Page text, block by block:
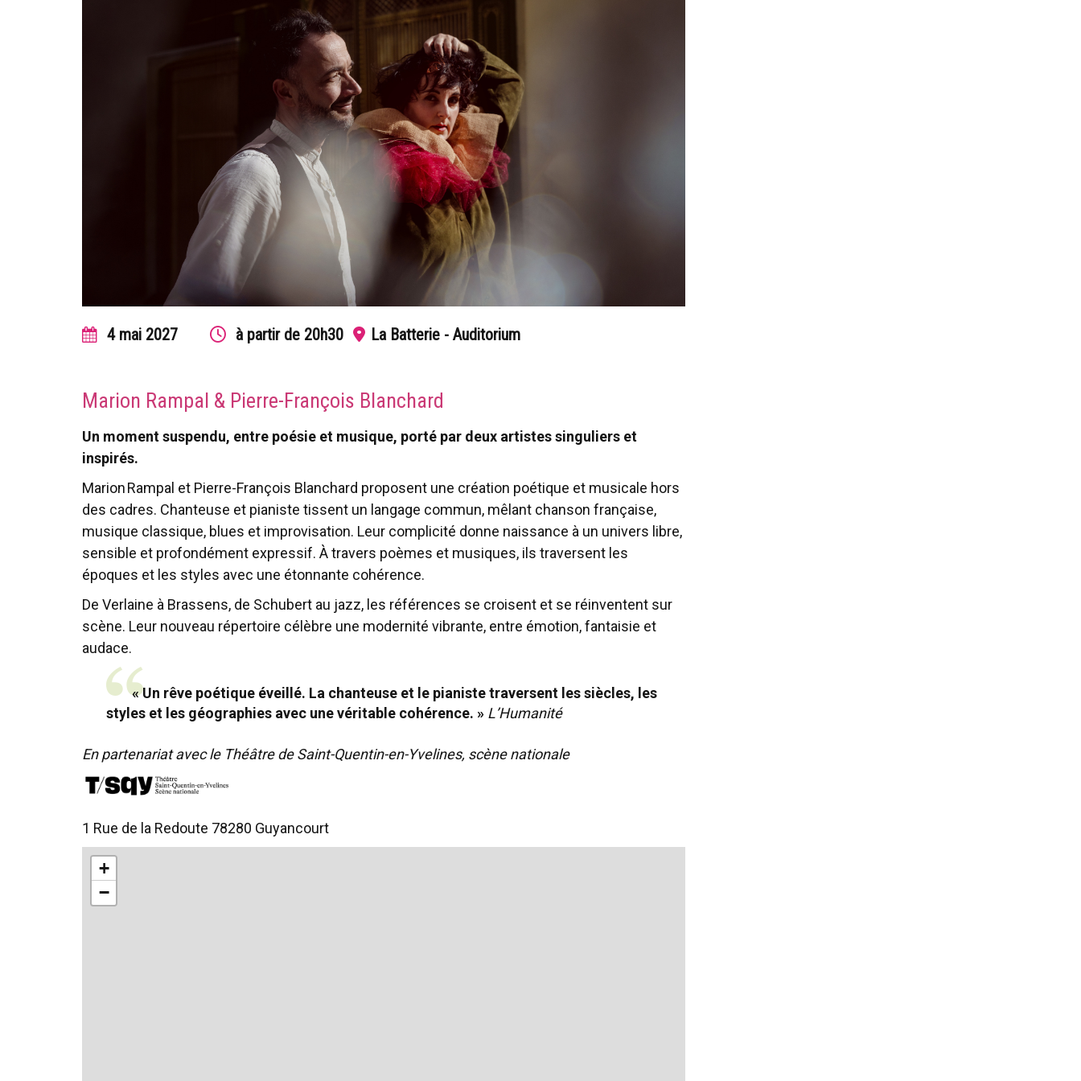
4 mai 2027 à partir de 20h30 La Batterie - Auditorium
Marion Rampal & Pierre-François Blanchard
Un moment suspendu, entre poésie et musique, porté par deux artistes singuliers et
inspirés.
Marion Rampal et Pierre-François Blanchard proposent une création poétique et musicale hors
des cadres. Chanteuse et pianiste tissent un langage commun, mêlant chanson française,
musique classique, blues et improvisation. Leur complicité donne naissance à un univers libre,
sensible et profondément expressif. À travers poèmes et musiques, ils traversent les
époques et les styles avec une étonnante cohérence.
De Verlaine à Brassens, de Schubert au jazz, les références se croisent et se réinventent sur
scène. Leur nouveau répertoire célèbre une modernité vibrante, entre émotion, fantaisie et
audace.
« Un rêve poétique éveillé. La chanteuse et le pianiste traversent les siècles, les
styles et les géographies avec une véritable cohérence. » L’Humanité
En partenariat avec le Théâtre de Saint-Quentin-en-Yvelines, scène nationale
1 Rue de la Redoute 78280 Guyancourt
+
−